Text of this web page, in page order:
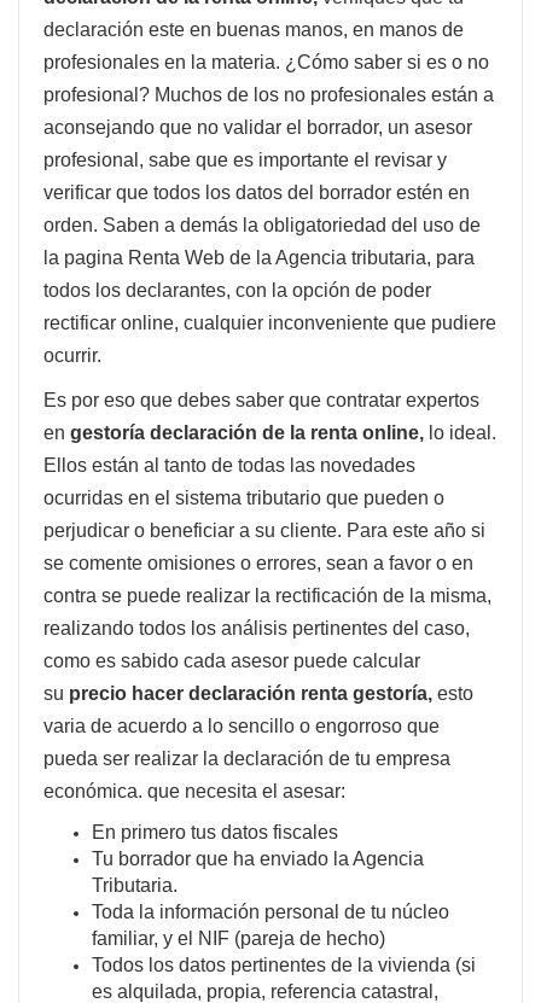
declaración este en buenas manos, en manos de
profesionales en la materia. ¿Cómo saber si es o no
profesional? Muchos de los no profesionales están a
aconsejando que no validar el borrador, un asesor
profesional, sabe que es importante el revisar y
verificar que todos los datos del borrador estén en
orden. Saben a demás la obligatoriedad del uso de
la pagina Renta Web de la Agencia tributaria, para
todos los declarantes, con la opción de poder
rectificar online, cualquier inconveniente que pudiere
ocurrir.
Es por eso que debes saber que contratar expertos
en gestoría declaración de la renta online, lo ideal.
Ellos están al tanto de todas las novedades
ocurridas en el sistema tributario que pueden o
perjudicar o beneficiar a su cliente. Para este año si
se comente omisiones o errores, sean a favor o en
contra se puede realizar la rectificación de la misma,
realizando todos los análisis pertinentes del caso,
como es sabido cada asesor puede calcular
su precio hacer declaración renta gestoría, esto
varia de acuerdo a lo sencillo o engorroso que
pueda ser realizar la declaración de tu empresa
económica. que necesita el asesar:
En primero tus datos fiscales
Tu borrador que ha enviado la Agencia
Tributaria.
Toda la información personal de tu núcleo
familiar, y el NIF (pareja de hecho)
Todos los datos pertinentes de la vivienda (si
es alquilada, propia, referencia catastral,